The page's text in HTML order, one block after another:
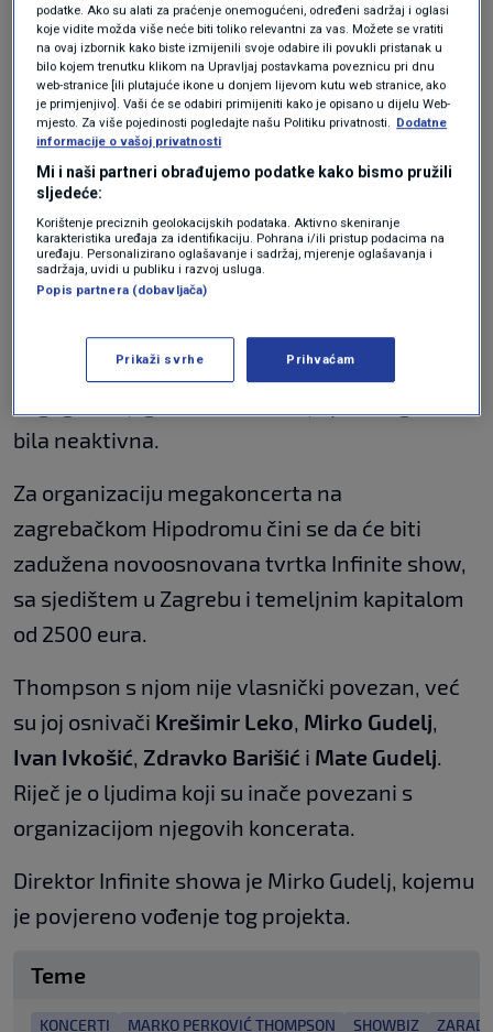
Nakon plaćanja poreza na dobit Thompsonu je
od lanjskih koncerata ostalo 384.142 eura čiste
zarade.
MP-Ton ima jednog zaposlenog, čija je
prosječna mjesečna neto plaća svega 811 eura.
Uz Thompsona, suvlasnica tvrtke njegova je
supruga Sandra.
Pored MP-Tona, pjevač je suvlasnik firme Uže,
registrirane u Splitu za djelatnost nautičkog
turizma. Partner mu je
Ante Padovan
bila neaktivna.
Za organizaciju megakoncerta na
zagrebačkom Hipodromu čini se da će biti
zadužena novoosnovana tvrtka Infinite show,
sa sjedištem u Zagrebu i temeljnim kapitalom
od 2500 eura.
Thompson s njom nije vlasnički povezan, već
su joj osnivači Krešimir Leko Mirko Gudelj
Ivan Ivkošić Zdravko Barišić i Mate Gudelj
Riječ je o ljudima koji su inače povezani s
organizacijom njegovih koncerata.
Direktor Infinite showa je Mirko Gudelj, kojemu
je povjereno vođenje tog projekta.
Teme
KONCERTI MARKO PERKOVIĆ THOMPSON SHOWBIZ
podatke. Ako su alati za praćenje onemogućeni, određeni sadržaj i oglasi
koje vidite možda više neće biti toliko relevantni za vas. Možete se vratiti
na ovaj izbornik kako biste izmijenili svoje odabire ili povukli pristanak u
bilo kojem trenutku klikom na Upravljaj postavkama poveznicu pri dnu
web-stranice [ili plutajuće ikone u donjem lijevom kutu web stranice, ako
je primjenjivo]. Vaši će se odabiri primijeniti kako je opisano u dijelu Web-
mjesto. Za više pojedinosti pogledajte našu Politiku privatnosti.
Dodatne
informacije o vašoj privatnosti
Mi i naši partneri obrađujemo podatke kako bismo pružili
sljedeće:
Korištenje preciznih geolokacijskih podataka. Aktivno skeniranje
karakteristika uređaja za identifikaciju. Pohrana i/ili pristup podacima na
uređaju. Personalizirano oglašavanje i sadržaj, mjerenje oglašavanja i
sadržaja, uvidi u publiku i razvoj usluga.
Popis partnera (dobavljača)
Prikaži svrhe Prihvaćam